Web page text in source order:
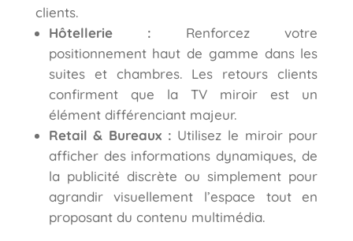
clients.
Hôtellerie :
Renforcez votre
positionnement haut de gamme dans les
suites et chambres. Les retours clients
confirment que la TV miroir est un
élément différenciant majeur.
Retail & Bureaux : Utilisez le miroir pour
afficher des informations dynamiques, de
la publicité discrète ou simplement pour
agrandir visuellement l’espace tout en
proposant du contenu multimédia.